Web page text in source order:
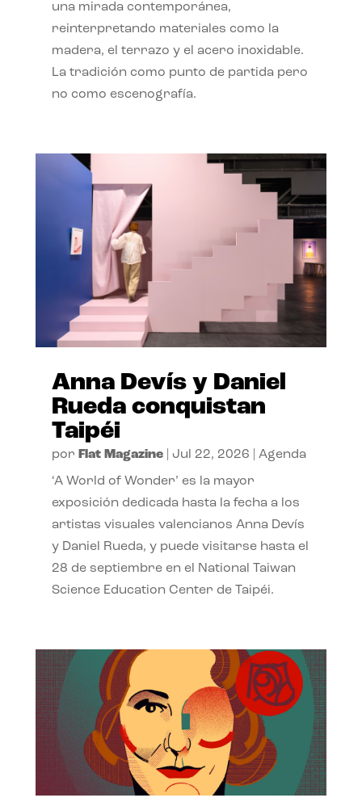
una mirada contemporánea,
reinterpretando materiales como la
madera, el terrazo y el acero inoxidable.
La tradición como punto de partida pero
no como escenografía.
Anna Devís y Daniel
Rueda conquistan
Taipéi
por Flat Magazine| Jul 22, 2026 Agenda
‘A World of Wonder’ es la mayor
exposición dedicada hasta la fecha a los
artistas visuales valencianos Anna Devís
y Daniel Rueda, y puede visitarse hasta el
28 de septiembre en el National Taiwan
Science Education Center de Taipéi.